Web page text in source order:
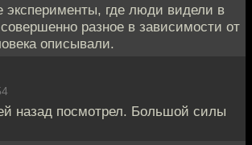
эксперименты, где люди видели в
разное в зависимости от
описывали.
назад посмотрел. Большой силы